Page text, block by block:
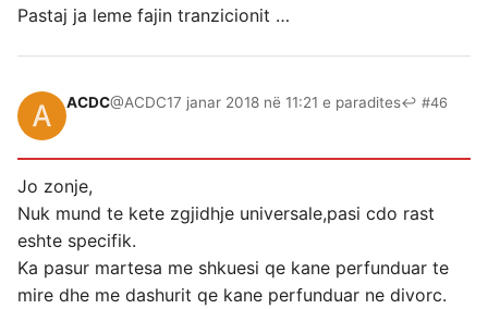
Pastaj ja leme fajin tranzicionit …
ACDC@ACDC17 janar 2018 në 11:21 e paradites↩ #46
Jo zonje,
Nuk mund te kete zgjidhje universale,pasi cdo rast
eshte specifik.
Ka pasur martesa me shkuesi qe kane perfunduar te
mire dhe me dashurit qe kane perfunduar ne divorc.